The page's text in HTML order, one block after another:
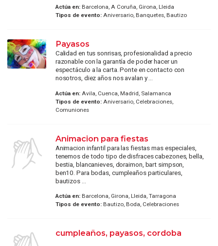
Actúa en:Barcelona, A Coruña, Girona, Lleida
Tipos de evento:Aniversario, Banquetes, Bautizo
Payasos
Calidad en tus sonrisas, profesionalidad a precio
razonable con la garantía de poder hacer un
espectáculo a la carta. Ponte en contacto con
nosotros, diez años nos avalan y ...
Actúa en:Avila, Cuenca, Madrid, Salamanca
Tipos de evento:Aniversario, Celebraciones,
Comuniones
Animacion para fiestas
Animacion infantil para las fiestas mas especiales,
tenemos de todo tipo de disfraces cabezones, bella,
bestia, blancanieves, doraimon, bart simpson,
ben10. Para bodas, cumpleaños particulares,
bautizos ...
Actúa en:Barcelona, Girona, Lleida, Tarragona
Tipos de evento:Bautizo, Boda, Celebraciones
cumpleaños, payasos, cordoba